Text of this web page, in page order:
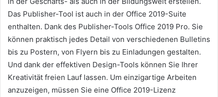
Das Publisher-Tool ist auch in der Office 2019-Suite
enthalten. Dank des Publisher-Tools Office 2019 Pro. Sie
können praktisch jedes Detail von verschiedenen Bulletins
bis zu Postern, von Flyern bis zu Einladungen gestalten.
Und dank der effektiven Design-Tools können Sie Ihrer
Kreativität freien Lauf lassen. Um einzigartige Arbeiten
anzuzeigen, müssen Sie eine Office 2019-Lizenz